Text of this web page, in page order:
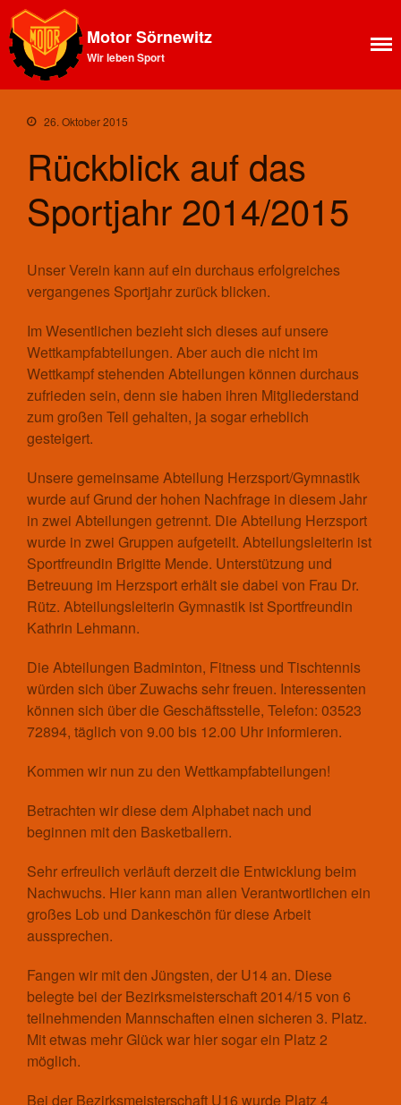
News Feed
Allgemeines
Ansprechpartner SV Motor
Sörnewitz
Angebote
Shop
Kegelbahn
Vereinsbus
Vereinsheim
Aufnahmeantrag
Änderungsantrag
Satzung
Mitgliedsbeitrag
Beitragsordnung
Bankverbindung
Abteilungen
Badminton
Aktuelles
Trainingszeiten und Orte
Aktuelles
Kontakt
Mannschaften
Spieltrieb/Spielplan
Fitness
Trainingszeiten und Orte
Motor Sörnewitz
Wir leben Sport
26. Oktober 2015
Rückblick auf das
Sportjahr 2014/2015
Unser Verein kann auf ein durchaus erfolgreiches
vergangenes Sportjahr zurück blicken.
Im Wesentlichen bezieht sich dieses auf unsere
Wettkampfabteilungen. Aber auch die nicht im
Wettkampf stehenden Abteilungen können durchaus
zufrieden sein, denn sie haben ihren Mitgliederstand
zum großen Teil gehalten, ja sogar erheblich
gesteigert.
Unsere gemeinsame Abteilung Herzsport/Gymnastik
wurde auf Grund der hohen Nachfrage in diesem Jahr
in zwei Abteilungen getrennt. Die Abteilung Herzsport
wurde in zwei Gruppen aufgeteilt. Abteilungsleiterin ist
Sportfreundin Brigitte Mende. Unterstützung und
Betreuung im Herzsport erhält sie dabei von Frau Dr.
Rütz. Abteilungsleiterin Gymnastik ist Sportfreundin
Kathrin Lehmann.
Die Abteilungen Badminton, Fitness und Tischtennis
würden sich über Zuwachs sehr freuen. Interessenten
können sich über die Geschäftsstelle, Telefon: 03523
72894, täglich von 9.00 bis 12.00 Uhr informieren.
Kommen wir nun zu den Wettkampfabteilungen!
Betrachten wir diese dem Alphabet nach und
beginnen mit den Basketballern.
Sehr erfreulich verläuft derzeit die Entwicklung beim
Nachwuchs. Hier kann man allen Verantwortlichen ein
großes Lob und Dankeschön für diese Arbeit
aussprechen.
Fangen wir mit den Jüngsten, der U14 an. Diese
belegte bei der Bezirksmeisterschaft 2014/15 von 6
teilnehmenden Mannschaften einen sicheren 3. Platz.
Mit etwas mehr Glück war hier sogar ein Platz 2
möglich.
Bei der Bezirksmeisterschaft U16 wurde Platz 4